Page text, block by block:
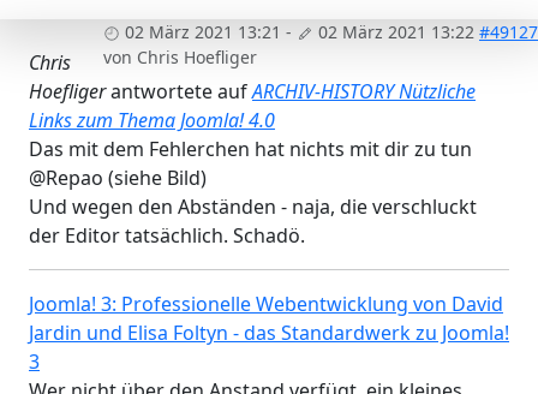
02 März 2021 13:21 - 02 März 2021 13:22 #49127
von Chris Hoefliger
Chris
Hoefligerantwortete aufARCHIV-HISTORY Nützliche
Links zum Thema Joomla! 4.0
Das mit dem Fehlerchen hat nichts mit dir zu tun
@Repao (siehe Bild)
Und wegen den Abständen - naja, die verschluckt
der Editor tatsächlich. Schadö.
Joomla! 3: Professionelle Webentwicklung von David
Jardin und Elisa Foltyn - das Standardwerk zu Joomla!
3